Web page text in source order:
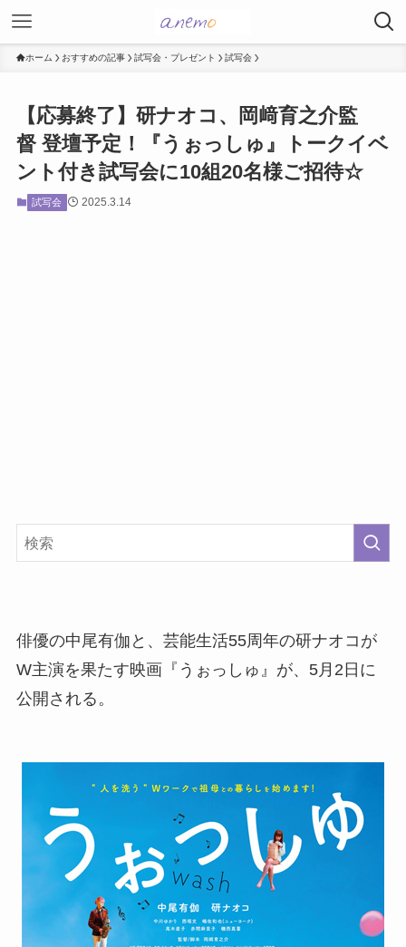
ホーム おすすめの記事 試写会・プレゼント 試写会
【応募終了】研ナオコ、岡﨑育之介監
督 登壇予定！『うぉっしゅ』トークイベ
ント付き試写会に10組20名様ご招待☆
試写会 2025.3.14
俳優の中尾有伽と、芸能生活55周年の研ナオコが
W主演を果たす映画『うぉっしゅ』が、5月2日に
公開される。